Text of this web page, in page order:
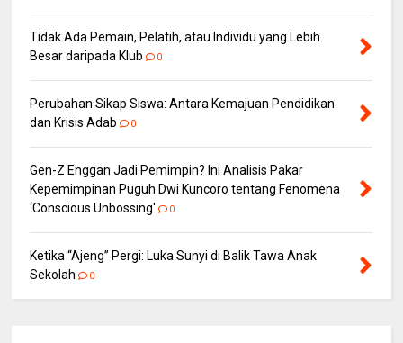
Tidak Ada Pemain, Pelatih, atau Individu yang Lebih
Besar daripada Klub
0
Perubahan Sikap Siswa: Antara Kemajuan Pendidikan
dan Krisis Adab
0
Gen-Z Enggan Jadi Pemimpin? Ini Analisis Pakar
Kepemimpinan Puguh Dwi Kuncoro tentang Fenomena
‘Conscious Unbossing'
0
Ketika “Ajeng” Pergi: Luka Sunyi di Balik Tawa Anak
Sekolah
0